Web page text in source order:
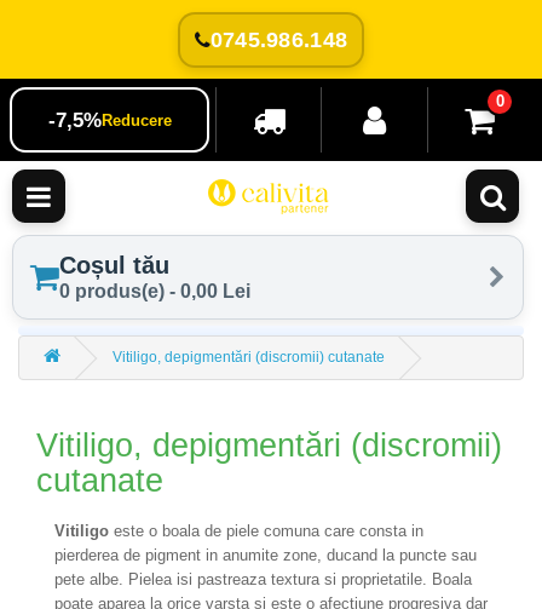
0745.986.148
-7,5%Reducere
0
Coșul tău
0 produs(e) - 0,00 Lei
Vitiligo, depigmentări (discromii) cutanate
Vitiligo, depigmentări (discromii)
cutanate
Vitiligo este o boala de piele comuna care consta in
pierderea de pigment in anumite zone, ducand la puncte sau
pete albe. Pielea isi pastreaza textura si proprietatile. Boala
poate aparea la orice varsta si este o afectiune progresiva dar